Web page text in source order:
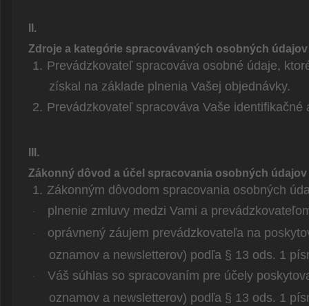
II.
Zdroje a kategórie spracovávaných osobných údajov
1. Prevádzkovateľ spracováva osobné údaje,
získal na základe plnenia Vašej objednávky.
2. Prevádzkovateľ spracováva Vaše
III.
Zákonný dôvod a účel spracovania osobných údajov
1. Zákonným dôvodom spracovania osobných
· plnenie zmluvy medzi Vami a
·
oprávnený záujem prevádzkovateľa na
oznamov a newsletterov) podľa § 13 ods. 1
·
Váš súhlas so spracovaním pre účely
oznamov a newsletterov) podľa § 13 ods. 1